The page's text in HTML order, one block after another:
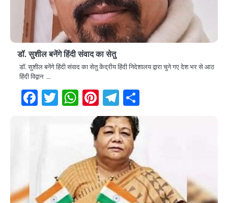
डॉ. सुशील बनेंगे हिंदी संवाद का सेतु
डॉ. सुशील बनेंगे हिंदी संवाद का सेतु केंद्रीय हिंदी निदेशालय द्वारा चुने गए देश भर से आठ
हिंदी विद्वान …
Facebook
Twitter
WhatsApp
Pinterest
Telegram